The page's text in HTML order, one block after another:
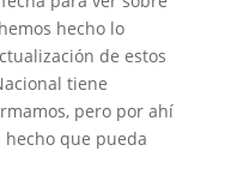
hecho lo
de estos
tiene
pero por ahí
que pueda